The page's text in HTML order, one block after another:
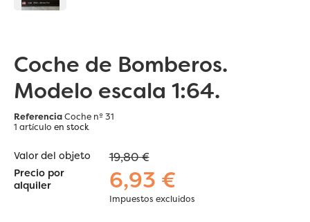
Coche de Bomberos.
Modelo escala 1:64.
ReferenciaCoche nº 31
1 artículo en stock
Valor del objeto 19,80 €
Precio por
alquiler
6,93 €
Impuestos excluidos